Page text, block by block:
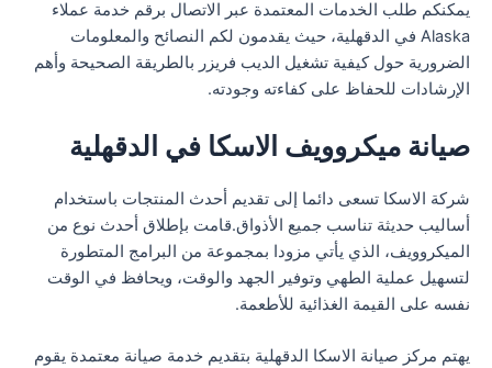
يمكنكم طلب الخدمات المعتمدة عبر الاتصال برقم خدمة عملاء
Alaska في الدقهلية، حيث يقدمون لكم النصائح والمعلومات
الضرورية حول كيفية تشغيل الديب فريزر بالطريقة الصحيحة وأهم
الإرشادات للحفاظ على كفاءته وجودته.
صيانة ميكروويف الاسكا في الدقهلية
شركة الاسكا تسعى دائما إلى تقديم أحدث المنتجات باستخدام
أساليب حديثة تناسب جميع الأذواق.قامت بإطلاق أحدث نوع من
الميكروويف، الذي يأتي مزودا بمجموعة من البرامج المتطورة
لتسهيل عملية الطهي وتوفير الجهد والوقت، ويحافظ في الوقت
نفسه على القيمة الغذائية للأطعمة.
يهتم مركز صيانة الاسكا الدقهلية بتقديم خدمة صيانة معتمدة يقوم